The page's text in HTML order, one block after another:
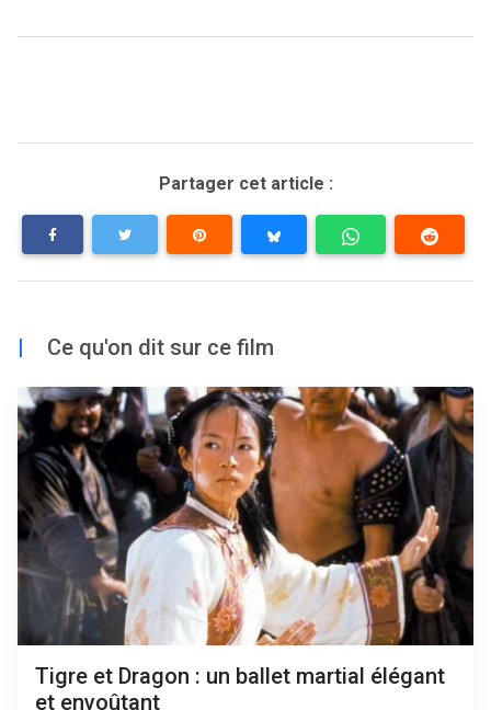
Partager cet article :
| Ce qu'on dit sur ce film
Tigre et Dragon : un ballet martial élégant
et envoûtant